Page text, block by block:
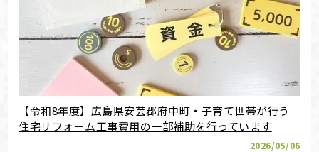
【令和8年度】広島県安芸郡府中町・子育て世帯が行う
住宅リフォーム工事費用の一部補助を行っています
2026/05/06